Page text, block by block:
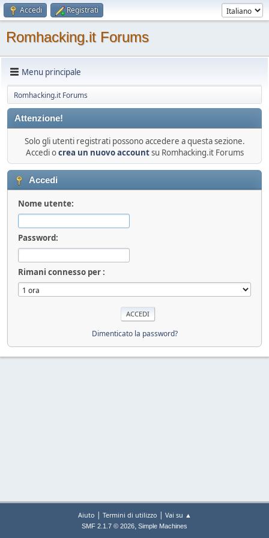
Accedi Registrati
Romhacking.it Forums
Menu principale
Romhacking.it Forums
Attenzione!
Solo gli utenti registrati possono accedere a questa sezione.
Accedi ocrea un nuovo accountsu Romhacking.it Forums
Accedi
Nome utente:
Password:
Rimani connesso per :
Dimenticato la password?
Aiuto | Termini di utilizzo | Vai su ▲
SMF 2.1.7 © 2026, Simple Machines